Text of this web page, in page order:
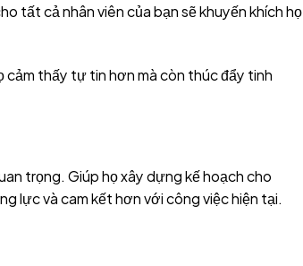
tất cả nhân viên của bạn sẽ khuyến khích họ
cảm thấy tự tin hơn mà còn thúc đẩy tinh
trọng. Giúp họ xây dựng kế hoạch cho
lực và cam kết hơn với công việc hiện tại.